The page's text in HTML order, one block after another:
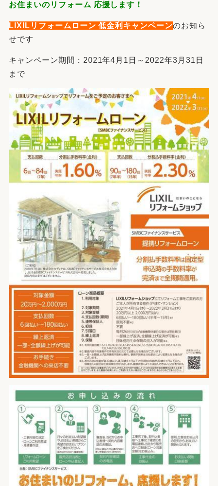
お住まいのリフォーム 応援します！
LIXILリフォームローン 低金利キャンペーンのお知ら
せです
キャンペーン期間：2021年4月1日～2022年3月31日
まで